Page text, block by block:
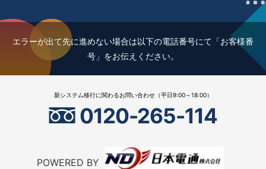
エラーが出て先に進めない場合は以下の電話番号にて「お客様番
号」をお伝えください。
新システム移行に関わるお問い合わせ（平日9:00～18:00）
0120-265-114
POWERED BY